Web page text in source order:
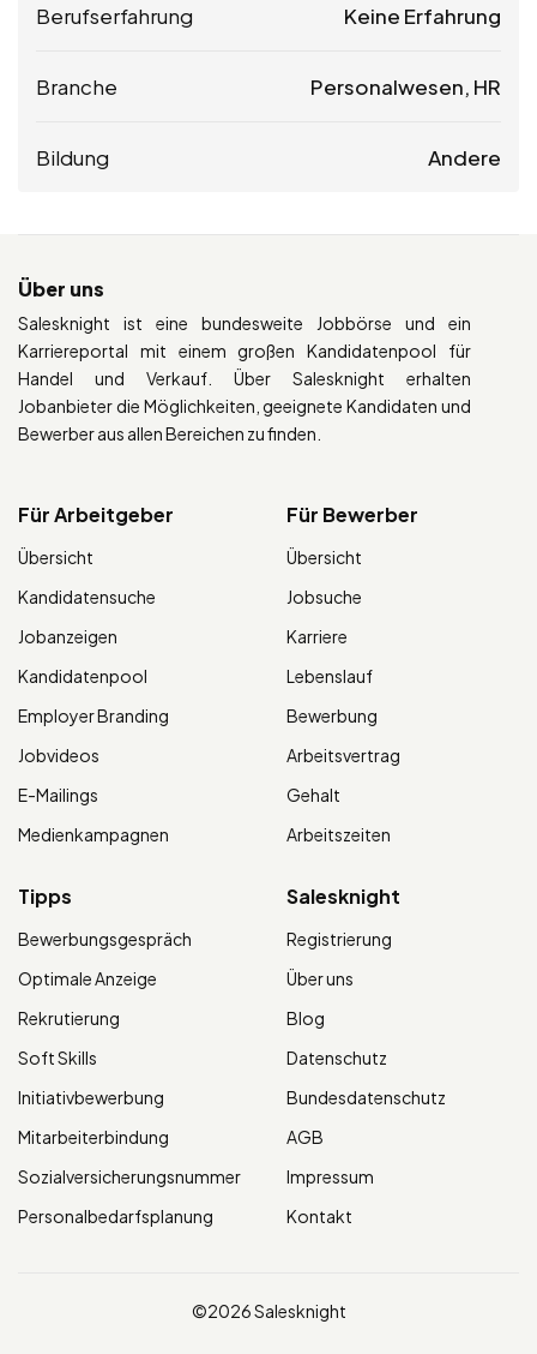
Berufserfahrung Keine Erfahrung
Branche Personalwesen, HR
Bildung Andere
Über uns
Salesknight ist eine bundesweite Jobbörse und ein
Karriereportal mit einem großen Kandidatenpool für
Handel und Verkauf. Über Salesknight erhalten
Jobanbieter die Möglichkeiten, geeignete Kandidaten und
Bewerber aus allen Bereichen zu finden.
Für Arbeitgeber
Übersicht
Kandidatensuche
Jobanzeigen
Kandidatenpool
Employer Branding
Jobvideos
E-Mailings
Medienkampagnen
Für Bewerber
Übersicht
Jobsuche
Karriere
Lebenslauf
Bewerbung
Arbeitsvertrag
Gehalt
Arbeitszeiten
Tipps
Bewerbungsgespräch
Optimale Anzeige
Rekrutierung
Soft Skills
Initiativbewerbung
Mitarbeiterbindung
Sozialversicherungsnummer
Personalbedarfsplanung
Salesknight
Registrierung
Über uns
Blog
Datenschutz
Bundesdatenschutz
AGB
Impressum
Kontakt
©2026 Salesknight